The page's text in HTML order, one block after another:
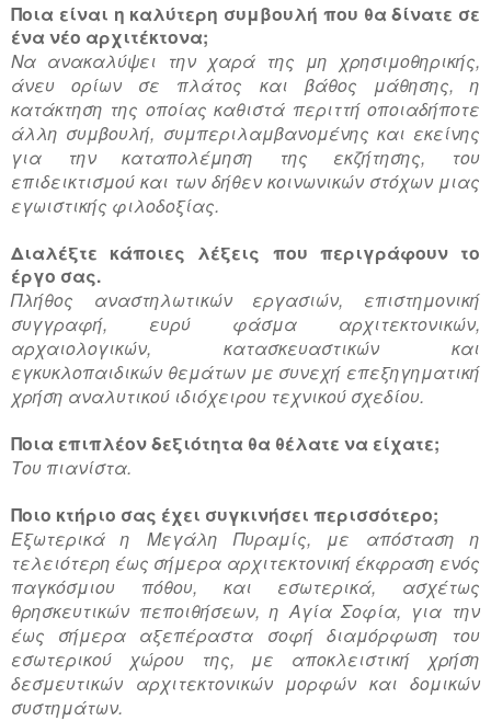
Ποια είναι η καλύτερη συμβουλή που θα δίνατε σε
ένα νέο αρχιτέκτονα;
Να ανακαλύψει την χαρά της μη χρησιμοθηρικής,
άνευ ορίων σε πλάτος και βάθος μάθησης, η
κατάκτηση της οποίας καθιστά περιττή οποιαδήποτε
άλλη συμβουλή, συμπεριλαμβανομένης και εκείνης
για την καταπολέμηση της εκζήτησης, του
επιδεικτισμού και των δήθεν κοινωνικών στόχων μιας
εγωιστικής φιλοδοξίας.
Διαλέξτε κάποιες λέξεις που περιγράφουν το
έργο σας.
Πλήθος αναστηλωτικών εργασιών, επιστημονική
συγγραφή, ευρύ φάσμα αρχιτεκτονικών,
αρχαιολογικών, κατασκευαστικών και
εγκυκλοπαιδικών θεμάτων με συνεχή επεξηγηματική
χρήση αναλυτικού ιδιόχειρου τεχνικού σχεδίου.
Ποια επιπλέον δεξιότητα θα θέλατε να είχατε;
Του πιανίστα.
Ποιο κτήριο σας έχει συγκινήσει περισσότερο;
Εξωτερικά η Μεγάλη Πυραμίς, με απόσταση η
τελειότερη έως σήμερα αρχιτεκτονική έκφραση ενός
παγκόσμιου πόθου, και εσωτερικά, ασχέτως
θρησκευτικών πεποιθήσεων, η Αγία Σοφία, για την
έως σήμερα αξεπέραστα σοφή διαμόρφωση του
εσωτερικού χώρου της, με αποκλειστική χρήση
δεσμευτικών αρχιτεκτονικών μορφών και δομικών
συστημάτων.